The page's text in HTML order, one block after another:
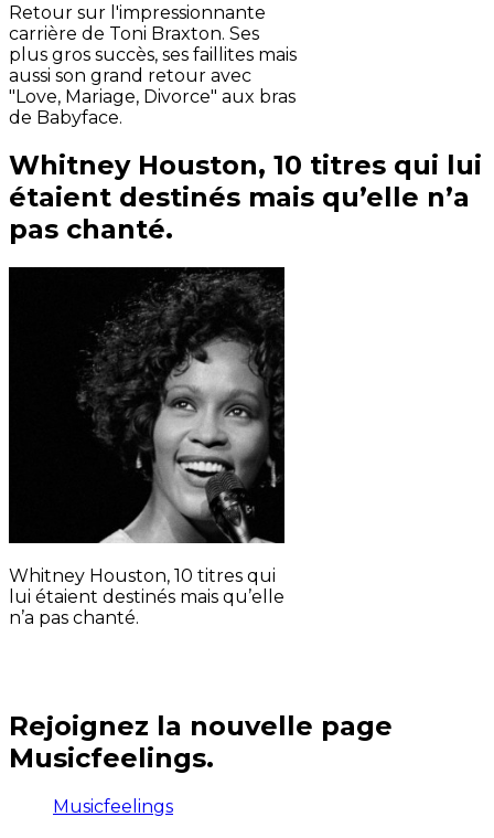
Retour sur l'impressionnante
carrière de Toni Braxton. Ses
plus gros succès, ses faillites mais
aussi son grand retour avec
"Love, Mariage, Divorce" aux bras
de Babyface.
Whitney Houston, 10 titres qui lui
étaient destinés mais qu’elle n’a
pas chanté.
Whitney Houston, 10 titres qui
lui étaient destinés mais qu’elle
n’a pas chanté.
Rejoignez la nouvelle page
Musicfeelings.
Musicfeelings